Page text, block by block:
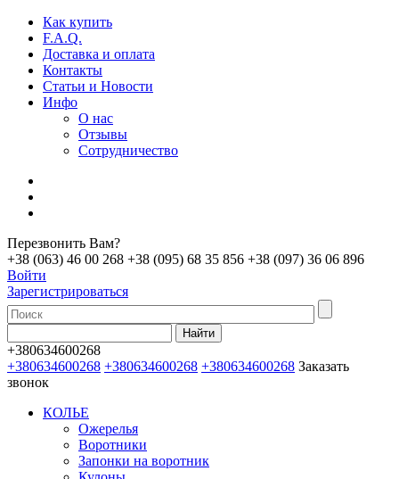
Как купить
F.A.Q.
Доставка и оплата
Контакты
Статьи и Новости
Инфо
О нас
Отзывы
Сотрудничество
Перезвонить Вам?
+38 (063) 46 00 268 +38 (095) 68 35 856 +38 (097) 36 06 896
Войти
Зарегистрироваться
+380634600268
+380634600268 +380634600268 +380634600268 Заказать
звонок
КОЛЬЕ
Ожерелья
Воротники
Запонки на воротник